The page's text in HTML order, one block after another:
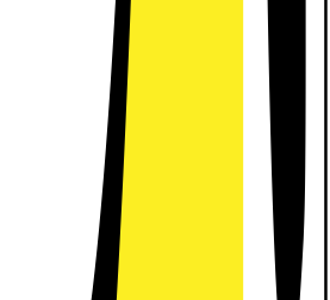
i 24 mån.
av ett Mobilt bredband
Mobilnätet 5G (Låne Router ingår
8885 för 24 månader
ink Utrustning (via 5G) 24